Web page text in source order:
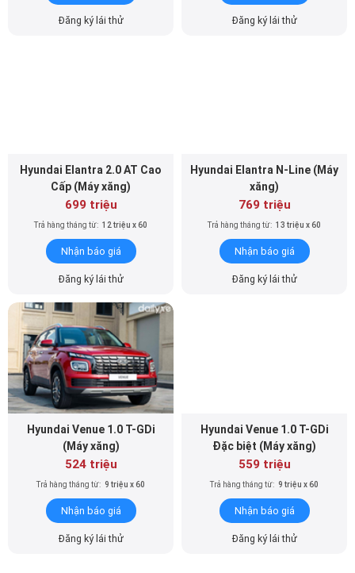
Đăng ký lái thử Đăng ký lái thử
Hyundai Elantra 2.0 AT Cao
Cấp (Máy xăng)
699 triệu
Trả hàng tháng từ: 12 triệu x 60
Nhận báo giá
Đăng ký lái thử
Hyundai Elantra N-Line (Máy
xăng)
769 triệu
Trả hàng tháng từ: 13 triệu x 60
Nhận báo giá
Đăng ký lái thử
Hyundai Venue 1.0 T-GDi
(Máy xăng)
524 triệu
Trả hàng tháng từ: 9 triệu x 60
Nhận báo giá
Đăng ký lái thử
Hyundai Venue 1.0 T-GDi
Đặc biệt (Máy xăng)
559 triệu
Trả hàng tháng từ: 9 triệu x 60
Nhận báo giá
Đăng ký lái thử